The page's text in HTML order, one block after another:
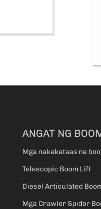
ANGAT NG
Mga nakakataas na
Telescopic Boom Lift
Diesel Articulated
Mga Crawler Spider